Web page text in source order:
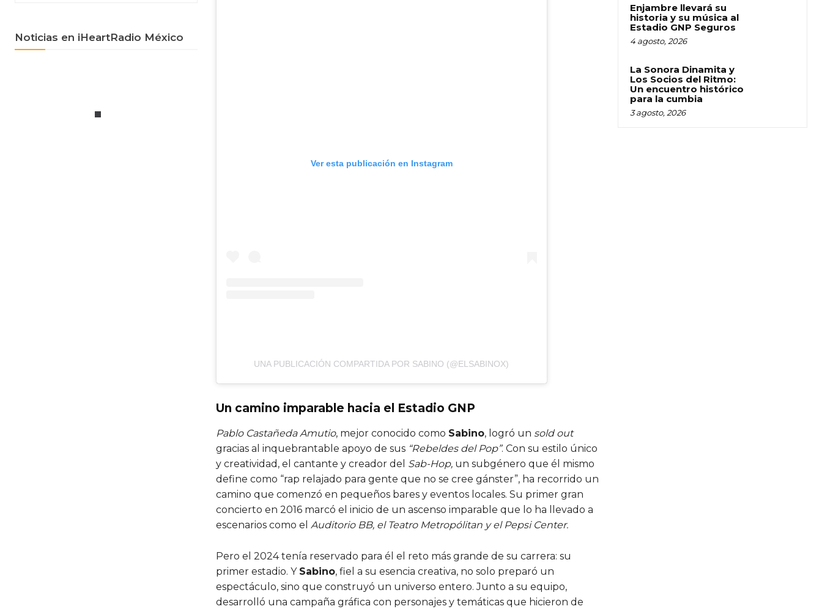
Noticias en iHeartRadio México
Ver esta publicación en Instagram
UNA PUBLICACIÓN COMPARTIDA POR SABINO (@ELSABINOX)
Un camino imparable hacia el Estadio GNP
Pablo Castañeda Amutio, mejor conocido como Sabino, logró un sold out
gracias al inquebrantable apoyo de sus “Rebeldes del Pop”. Con su estilo único
y creatividad, el cantante y creador del Sab-Hop, un subgénero que él mismo
define como “rap relajado para gente que no se cree gánster”, ha recorrido un
camino que comenzó en pequeños bares y eventos locales. Su primer gran
concierto en 2016 marcó el inicio de un ascenso imparable que lo ha llevado a
escenarios como el Auditorio BB, el Teatro Metropólitan y el Pepsi Center.
Pero el 2024 tenía reservado para él el reto más grande de su carrera: su
primer estadio. Y Sabino, fiel a su esencia creativa, no solo preparó un
espectáculo, sino que construyó un universo entero. Junto a su equipo,
desarrolló una campaña gráfica con personajes y temáticas que hicieron de
Enjambre llevará su
historia y su música al
Estadio GNP Seguros
4 agosto, 2026
La Sonora Dinamita y
Los Socios del Ritmo:
Un encuentro histórico
para la cumbia
3 agosto, 2026